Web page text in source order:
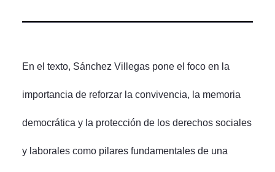
En el texto, Sánchez Villegas pone el foco en la
importancia de reforzar la convivencia, la memoria
democrática y la protección de los derechos sociales
y laborales como pilares fundamentales de una